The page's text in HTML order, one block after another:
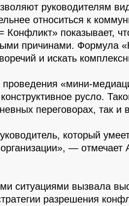
руководителям
относиться к
показывает,
причинами. Формула
и искать
проведения «мини-
русло.
переговорах, так и
который
—
ситуациями вызвала
разрешения